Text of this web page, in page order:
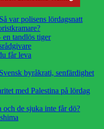
var polisens lördagsnatt
en tandlös tiger
får leva
byråkrati, senfärdighet
med Palestina på lördag
de sjuka inte får dö?